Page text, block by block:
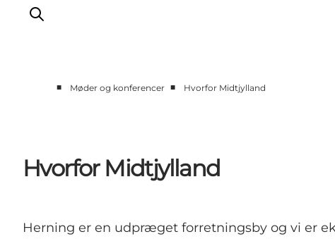
Vores services
Hoteller og venues
Bæredygtig turismeudvikling
■ Møder og konferencer ■ Hvorfor Midtjylland
Hvorfor Midtjylland
Herning er en udpræget forretningsby og vi er